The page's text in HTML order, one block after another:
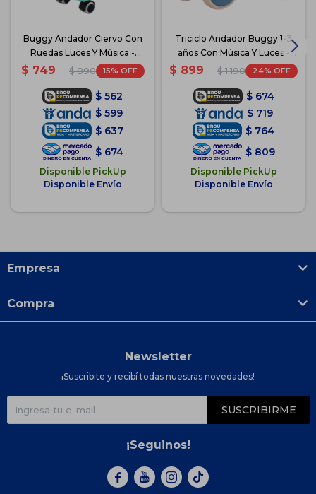
Buggy Andador Ciervo Con
Ruedas Luces Y Música -
Celeste
$ 749 $ 890 15
$ 562
$ 599
$ 637
$ 674
Disponible PickUp
Disponible Envío
Triciclo Andador Buggy 1-3
años Con Música Y Luces -
Azul
$ 899 $ 1.190 24
$ 674
$ 719
$ 764
$ 809
Disponible PickUp
Disponible Envío
Empresa
Compra
Newsletter
¡Suscribite y recibí todas nuestras novedades!
SUSCRIBIRME
¡Seguinos!
  